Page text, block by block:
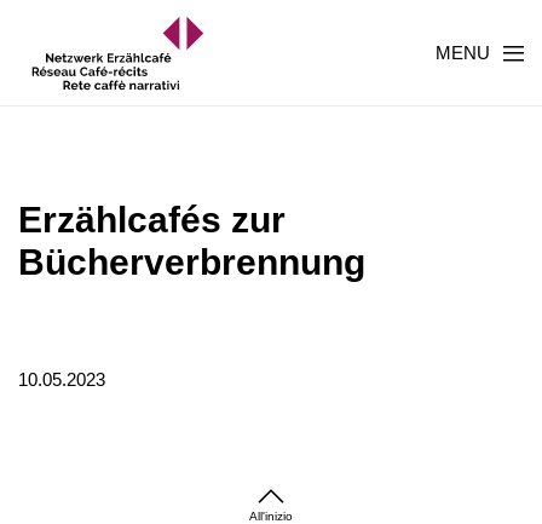
MENU
Erzählcafés zur
Bücherverbrennung
10.05.2023
All'inizio